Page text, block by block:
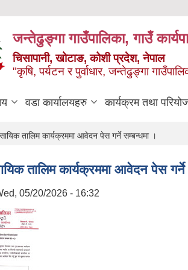
जन्तेढुङ्गा गाउँपालिका, गाउँ
चिसापानी, खोटाङ, कोशी प्रदेश, नेपाल
"कृषि, पर्यटन र पुर्वाधार, जन्तेढुङ्गा
वडा कार्यालयहरु कार्यक्रम तथा
तालिम कार्यक्रममा आवेदन पेस गर्ने सम्बन्धमा ।
तालिम कार्यक्रममा आवेदन पेस
05/20/2026 - 16:32